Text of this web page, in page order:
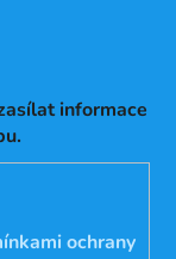
informace
ochrany